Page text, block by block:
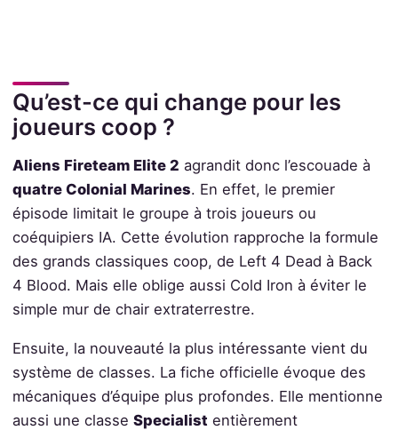
Qu’est-ce qui change pour les
joueurs coop ?
Aliens Fireteam Elite 2 agrandit donc l’escouade à
quatre Colonial Marines. En effet, le premier
épisode limitait le groupe à trois joueurs ou
coéquipiers IA. Cette évolution rapproche la formule
des grands classiques coop, de Left 4 Dead à Back
4 Blood. Mais elle oblige aussi Cold Iron à éviter le
simple mur de chair extraterrestre.
Ensuite, la nouveauté la plus intéressante vient du
système de classes. La fiche officielle évoque des
mécaniques d’équipe plus profondes. Elle mentionne
aussi une classe Specialist entièrement